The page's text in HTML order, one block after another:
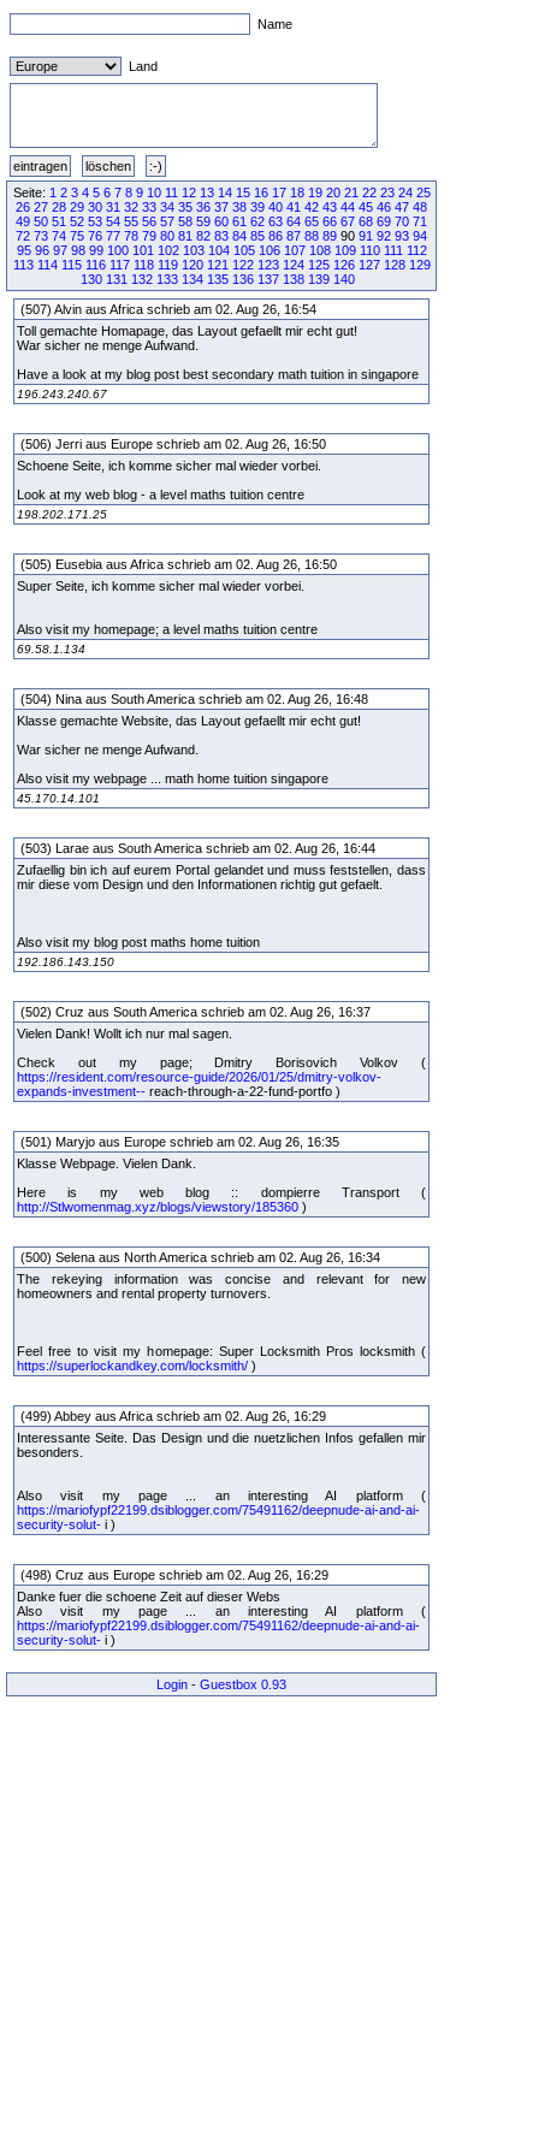
Name
Land
Seite: 1 2 3 4 5 6 7 8 9 10 11 12 13 14 15 16 17 18 19 20 21 22 23 24 25
26 27 28 29 30 31 32 33 34 35 36 37 38 39 40 41 42 43 44 45 46 47 48
49 50 51 52 53 54 55 56 57 58 59 60 61 62 63 64 65 66 67 68 69 70 71
72 73 74 75 76 77 78 79 80 81 82 83 84 85 86 87 88 89 90 91 92 93 94
95 96 97 98 99 100 101 102 103 104 105 106 107 108 109 110 111 112
113 114 115 116 117 118 119 120 121 122 123 124 125 126 127 128 129
130 131 132 133 134 135 136 137 138 139 140
(507) Alvin aus Africa schrieb am 02. Aug 26, 16:54
Toll gemachte Homapage, das Layout gefaellt mir echt gut!
War sicher ne menge Aufwand.
Have a look at my blog post best secondary math tuition in singapore
196.243.240.67
(506) Jerri aus Europe schrieb am 02. Aug 26, 16:50
Schoene Seite, ich komme sicher mal wieder vorbei.
Look at my web blog - a level maths tuition centre
198.202.171.25
(505) Eusebia aus Africa schrieb am 02. Aug 26, 16:50
Super Seite, ich komme sicher mal wieder vorbei.
Also visit my homepage; a level maths tuition centre
69.58.1.134
(504) Nina aus South America schrieb am 02. Aug 26, 16:48
Klasse gemachte Website, das Layout gefaellt mir echt gut!
War sicher ne menge Aufwand.
Also visit my webpage ... math home tuition singapore
45.170.14.101
(503) Larae aus South America schrieb am 02. Aug 26, 16:44
Zufaellig bin ich auf eurem Portal gelandet und muss feststellen, dass
mir diese vom Design und den Informationen richtig gut gefaelt.
Also visit my blog post maths home tuition
192.186.143.150
(502) Cruz aus South America schrieb am 02. Aug 26, 16:37
Vielen Dank! Wollt ich nur mal sagen.
Check out my page; Dmitry Borisovich Volkov (
https://resident.com/resource-guide/2026/01/25/dmitry-volkov-
expands-investment-- reach-through-a-22-fund-portfo )
(501) Maryjo aus Europe schrieb am 02. Aug 26, 16:35
Klasse Webpage. Vielen Dank.
Here is my web blog :: dompierre Transport (
http://Stlwomenmag.xyz/blogs/viewstory/185360 )
(500) Selena aus North America schrieb am 02. Aug 26, 16:34
The rekeying information was concise and relevant for new
homeowners and rental property turnovers.
Feel free to visit my homepage: Super Locksmith Pros locksmith (
https://superlockandkey.com/locksmith/ )
(499) Abbey aus Africa schrieb am 02. Aug 26, 16:29
Interessante Seite. Das Design und die nuetzlichen Infos gefallen mir
besonders.
Also visit my page ... an interesting AI platform (
https://mariofypf22199.dsiblogger.com/75491162/deepnude-ai-and-ai-
security-solut- i )
(498) Cruz aus Europe schrieb am 02. Aug 26, 16:29
Danke fuer die schoene Zeit auf dieser Webs
Also visit my page ... an interesting AI platform (
https://mariofypf22199.dsiblogger.com/75491162/deepnude-ai-and-ai-
security-solut- i )
Login - Guestbox 0.93